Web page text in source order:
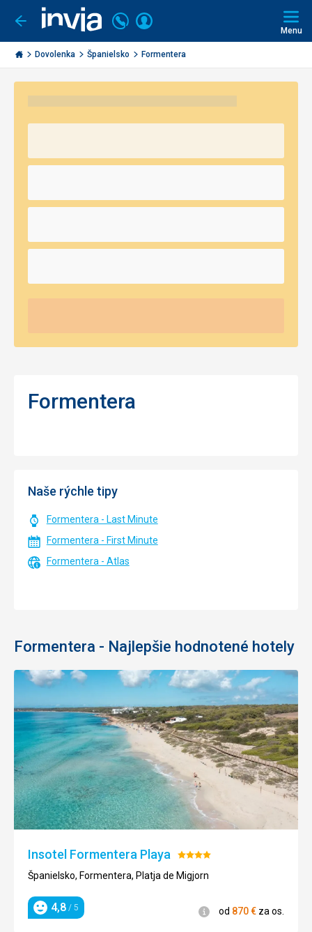
Ísť
späť
Invia.sk
Volajte
+421
2
3221
Prihlásiť
Menu
Dovolenka Španielsko Formentera
Formentera
Naše rýchle tipy
Formentera - Last Minute
Formentera - First Minute
Formentera - Atlas
Formentera - Najlepšie hodnotené hotely
Insotel Formentera Playa Hodnotenie:
4/5
Španielsko, Formentera, Platja de Migjorn
Hodnotenie
4,8 / 5 Informácie
od 870€ za os.